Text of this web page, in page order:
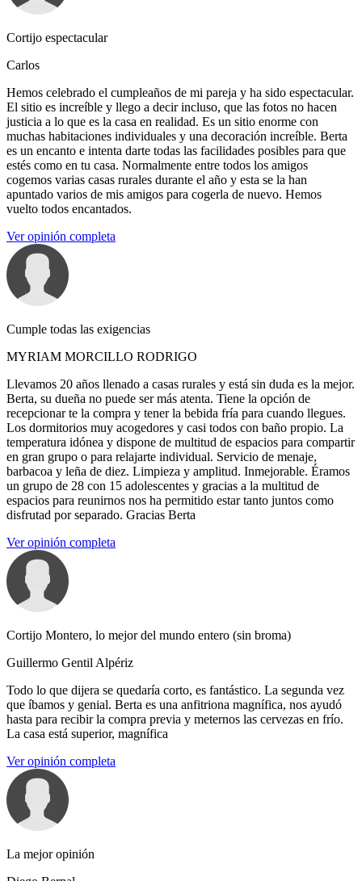
Cortijo espectacular
Carlos
Hemos celebrado el cumpleaños de mi pareja y ha sido espectacular.
El sitio es increíble y llego a decir incluso, que las fotos no hacen
justicia a lo que es la casa en realidad. Es un sitio enorme con
muchas habitaciones individuales y una decoración increíble. Berta
es un encanto e intenta darte todas las facilidades posibles para que
estés como en tu casa. Normalmente entre todos los amigos
cogemos varias casas rurales durante el año y esta se la han
apuntado varios de mis amigos para cogerla de nuevo. Hemos
vuelto todos encantados.
Ver opinión completa
Cumple todas las exigencias
MYRIAM MORCILLO RODRIGO
Llevamos 20 años llenado a casas rurales y está sin duda es la mejor.
Berta, su dueña no puede ser más atenta. Tiene la opción de
recepcionar te la compra y tener la bebida fría para cuando llegues.
Los dormitorios muy acogedores y casi todos con baño propio. La
temperatura idónea y dispone de multitud de espacios para compartir
en gran grupo o para relajarte individual. Servicio de menaje,
barbacoa y leña de diez. Limpieza y amplitud. Inmejorable. Éramos
un grupo de 28 con 15 adolescentes y gracias a la multitud de
espacios para reunirnos nos ha permitido estar tanto juntos como
disfrutad por separado. Gracias Berta
Ver opinión completa
Cortijo Montero, lo mejor del mundo entero (sin broma)
Guillermo Gentil Alpériz
Todo lo que dijera se quedaría corto, es fantástico. La segunda vez
que íbamos y genial. Berta es una anfitriona magnífica, nos ayudó
hasta para recibir la compra previa y meternos las cervezas en frío.
La casa está superior, magnífica
Ver opinión completa
La mejor opinión